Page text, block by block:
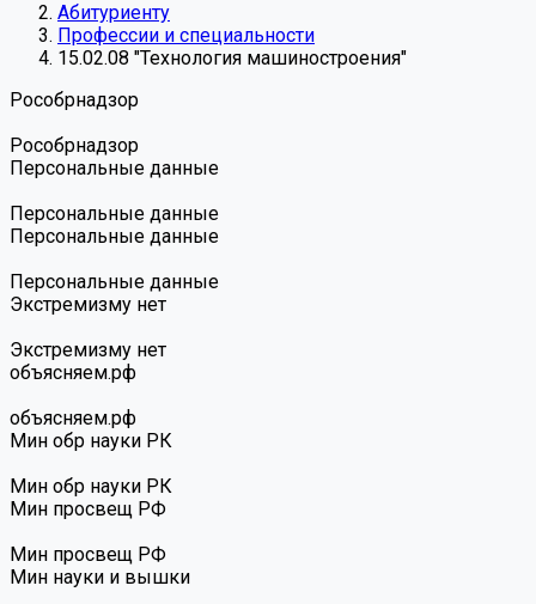
Абитуриенту
Профессии и специальности
15.02.08 "Технология машиностроения"
Роcобрнадзор
Роcобрнадзор
Персональные данные
Персональные данные
Персональные данные
Персональные данные
Экстремизму нет
Экстремизму нет
объясняем.рф
объясняем.рф
Мин обр науки РК
Мин обр науки РК
Мин просвещ РФ
Мин просвещ РФ
Мин науки и вышки